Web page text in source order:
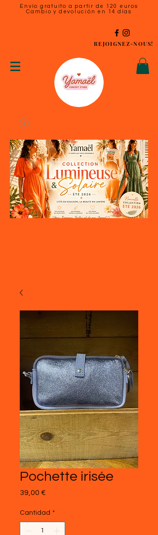
Envío gratuito a partir de 120 euros
Cambio y devolución en 14 días
REJOIGNEZ-NOUS!
Pochette irisée
39,00 €
Cantidad *